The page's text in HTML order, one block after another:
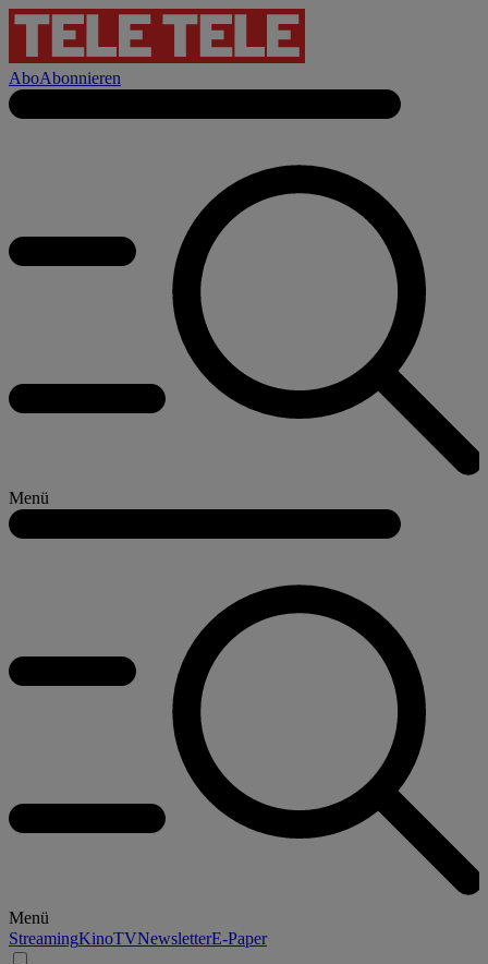
AboAbonnieren
Menü
Menü
StreamingKinoTVNewsletterE-Paper